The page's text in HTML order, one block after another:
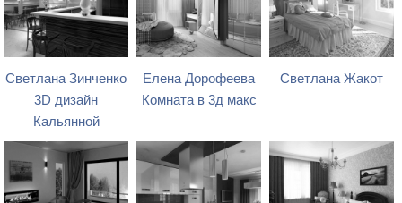
Светлана Зинченко
3D дизайн
Кальянной
Елена Дорофеева
Комната в 3д макс
Светлана Жакот